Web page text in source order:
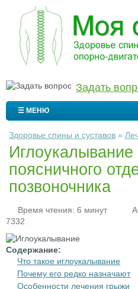
Задать
☰ МЕНЮ
Здоровье спины и суставов »
поясничного
позвоночника
Время чтения: 6 минут
7332
Содержание:
Что такое иглоукалывание
Почему его редко назначают
Особенности лечения грыжи